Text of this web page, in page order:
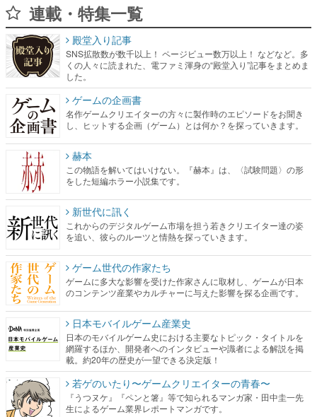
連載・特集一覧
殿堂入り記事
SNS拡散数が数千以上！ ページビュー数万以上！ などなど。多
くの人々に読まれた、電ファミ渾身の“殿堂入り”記事をまとめま
した。
ゲームの企画書
名作ゲームクリエイターの方々に製作時のエピソードをお聞き
し、ヒットする企画（ゲーム）とは何か？を探っていきます。
赫本
この物語を解いてはいけない。『赫本』は、〈試験問題〉の形
をした短編ホラー小説集です。
新世代に訊く
これからのデジタルゲーム市場を担う若きクリエイター達の姿
を追い、彼らのルーツと情熱を探っていきます。
ゲーム世代の作家たち
ゲームに多大な影響を受けた作家さんに取材し、ゲームが日本
のコンテンツ産業やカルチャーに与えた影響を探る企画です。
日本モバイルゲーム産業史
日本のモバイルゲーム史における主要なトピック・タイトルを
網羅するほか、開発者へのインタビューや識者による解説を掲
載。約20年の歴史が一望できる決定版！
若ゲのいたり〜ゲームクリエイターの青春〜
『うつヌケ』『ペンと箸』等で知られるマンガ家・田中圭一先
生によるゲーム業界レポートマンガです。